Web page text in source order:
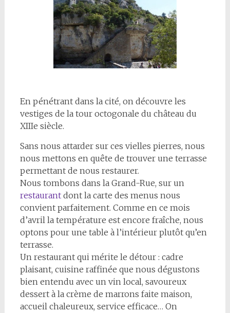
En pénétrant dans la cité, on découvre les
vestiges de la tour octogonale du château du
XIIIe siècle.
Sans nous attarder sur ces vielles pierres, nous
nous mettons en quête de trouver une terrasse
permettant de nous restaurer.
Nous tombons dans la Grand-Rue, sur un
restaurantdont la carte des menus nous
convient parfaitement. Comme en ce mois
d’avril la température est encore fraîche, nous
optons pour une table à l’intérieur plutôt qu’en
terrasse.
Un restaurant qui mérite le détour : cadre
plaisant, cuisine raffinée que nous dégustons
bien entendu avec un vin local, savoureux
dessert à la crème de marrons faite maison,
accueil chaleureux, service efficace… On